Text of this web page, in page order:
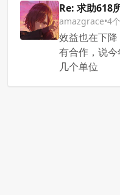
Re: 求助618
amazgrace•4
效益也在下
有合作，说
几个单位